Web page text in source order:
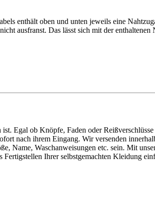
enthält oben und unten jeweils eine
ausfranst. Das lässt sich mit der enthaltenen
Egal ob Knöpfe, Faden oder
nach ihrem Eingang. Wir versenden
Name, Waschanweisungen etc. sein. Mit
Ihrer selbstgemachten Kleidung